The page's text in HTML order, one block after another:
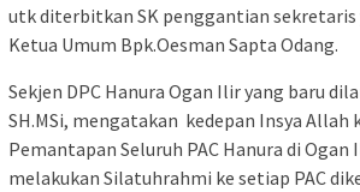
utk diterbitkan SK penggantian sekretaris
Ketua Umum Bpk.Oesman Sapta Odang.
Sekjen DPC Hanura Ogan Ilir yang baru
SH.MSi, mengatakan kedepan Insya Allah
Pemantapan Seluruh PAC Hanura di Ogan
melakukan Silatuhrahmi ke setiap PAC